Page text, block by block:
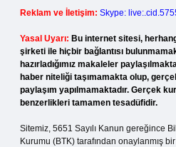
Reklam ve İletişim: Skype:
Yasal Uyarı: Bu internet sitesi,
şirketi ile hiçbir bağlantısı
hazırladığımız makaleler
haber niteliği taşımamakta olup,
paylaşım yapılmamaktadır. Gerçek
benzerlikleri tamamen tesadüfidir.
Sitemiz, 5651 Sayılı Kanun gereğince
Kurumu (BTK) tarafından onaylanmış